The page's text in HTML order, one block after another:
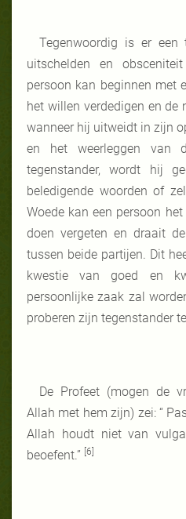
Tegenwoordig is er een
uitschelden en
persoon kan beginnen met
het willen verdedigen en de
wanneer hij uitweidt in zijn
en het weerleggen van
tegenstander, wordt hij
beledigende woorden of
Woede kan een persoon
doen vergeten en draait
tussen beide partijen. Dit
kwestie van goed en
persoonlijke zaak zal
proberen zijn tegenstander
De Profeet (mogen de
Allah met hem zijn) zei: “
Allah houdt niet van
beoefent.” [6]